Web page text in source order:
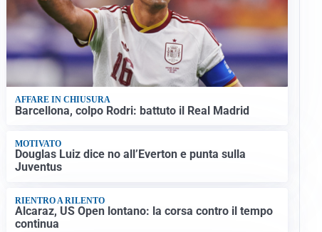
AFFARE IN CHIUSURA
Barcellona, colpo Rodri: battuto il Real Madrid
MOTIVATO
Douglas Luiz dice no all’Everton e punta sulla
Juventus
RIENTRO A RILENTO
Alcaraz, US Open lontano: la corsa contro il tempo
continua